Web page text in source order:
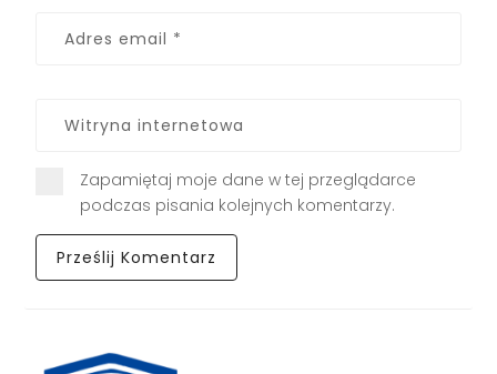
Zapamiętaj moje dane w tej przeglądarce
podczas pisania kolejnych komentarzy.